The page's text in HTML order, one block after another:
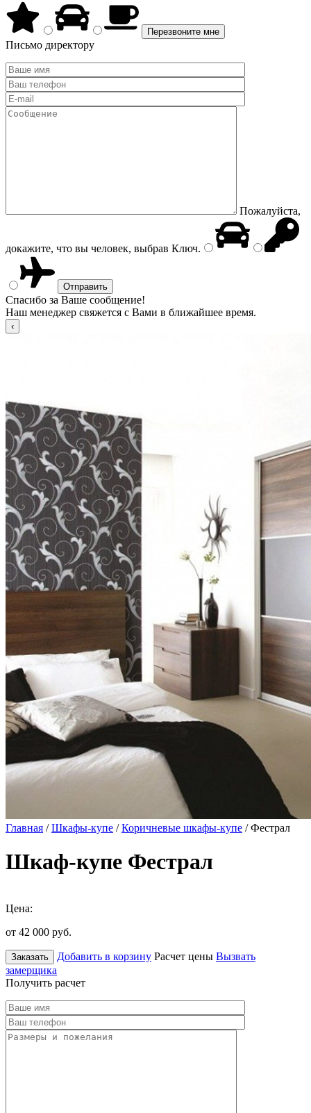
Письмо директору
Пожалуйста,
докажите, что вы человек, выбрав Ключ.
Спасибо за Ваше сообщение!
Наш менеджер свяжется с Вами в ближайшее время.
Главная /Шкафы-купе /Коричневые шкафы-купе / Фестрал
Шкаф-купе Фестрал
Цена:
от 42 000 руб.
Заказать Добавить в корзину Расчет цены Вызвать
замерщика
Получить расчет